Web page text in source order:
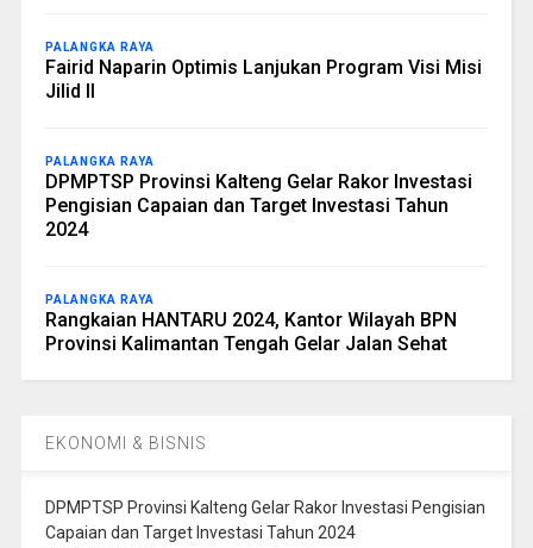
PALANGKA RAYA
Fairid Naparin Optimis Lanjukan Program Visi Misi
Jilid II
PALANGKA RAYA
DPMPTSP Provinsi Kalteng Gelar Rakor Investasi
Pengisian Capaian dan Target Investasi Tahun
2024
PALANGKA RAYA
Rangkaian HANTARU 2024, Kantor Wilayah BPN
Provinsi Kalimantan Tengah Gelar Jalan Sehat
EKONOMI & BISNIS
DPMPTSP Provinsi Kalteng Gelar Rakor Investasi Pengisian
Capaian dan Target Investasi Tahun 2024